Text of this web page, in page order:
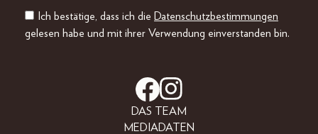
Ich bestätige, dass ich die Datenschutzbestimmungen
gelesen habe und mit ihrer Verwendung einverstanden bin.
DAS TEAM
MEDIADATEN